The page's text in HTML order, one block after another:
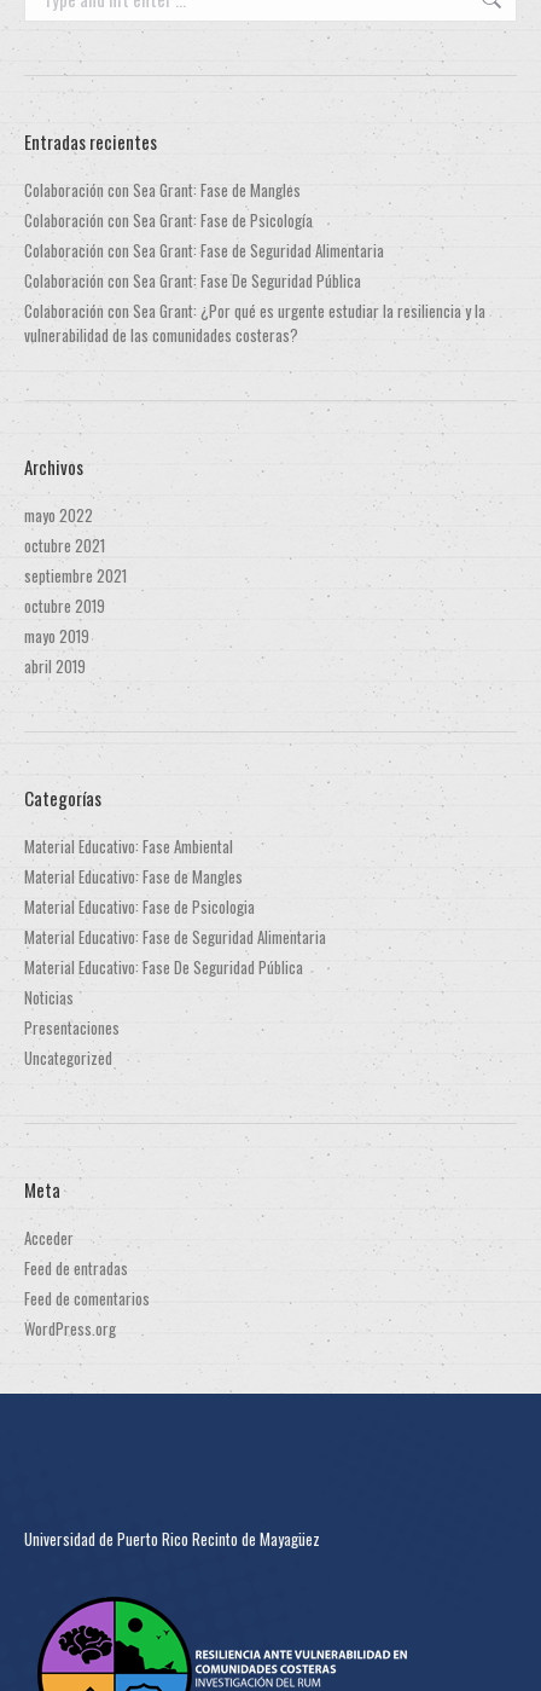
Entradas recientes
Colaboración con Sea Grant: Fase de Mangles
Colaboración con Sea Grant: Fase de Psicología
Colaboración con Sea Grant: Fase de Seguridad Alimentaria
Colaboración con Sea Grant: Fase De Seguridad Pública
Colaboración con Sea Grant: ¿Por qué es urgente estudiar la resiliencia y la
vulnerabilidad de las comunidades costeras?
Archivos
mayo 2022
octubre 2021
septiembre 2021
octubre 2019
mayo 2019
abril 2019
Categorías
Material Educativo: Fase Ambiental
Material Educativo: Fase de Mangles
Material Educativo: Fase de Psicologia
Material Educativo: Fase de Seguridad Alimentaria
Material Educativo: Fase De Seguridad Pública
Noticias
Presentaciones
Uncategorized
Meta
Acceder
Feed de entradas
Feed de comentarios
WordPress.org
Universidad de Puerto Rico Recinto de Mayagüez